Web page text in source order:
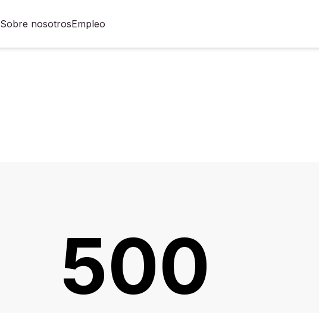
Sobre nosotrosEmpleo
500